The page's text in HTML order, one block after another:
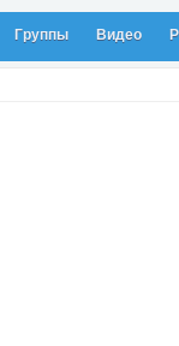
Группы Видео